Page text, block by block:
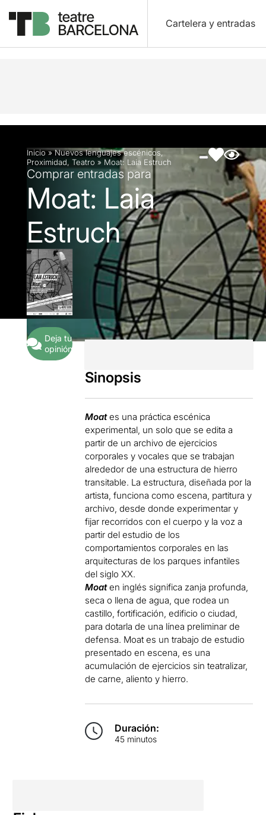
Cartelera y entradas
Descripción Ficha artística Fotos y vídeos
Inicio»Nuevos lenguajes escénicos,
Proximidad, Teatro » Moat: Laia Estruch
Comprar entradas para
Moat: Laia
Estruch
Deja tu
opinión
Sinopsis
Moates una práctica escénica
experimental, un solo que se edita a
partir de un archivo de ejercicios
corporales y vocales que se trabajan
alrededor de una estructura de hierro
transitable. La estructura, diseñada por la
artista, funciona como escena, partitura y
archivo, desde donde experimentar y
fijar recorridos con el cuerpo y la voz a
partir del estudio de los
comportamientos corporales en las
arquitecturas de los parques infantiles
del siglo XX.
Moaten inglés significa zanja profunda,
seca o llena de agua, que rodea un
castillo, fortificación, edificio o ciudad,
para dotarla de una línea preliminar de
defensa. Moat es un trabajo de estudio
presentado en escena, es una
acumulación de ejercicios sin teatralizar,
de carne, aliento y hierro.
Duración:
45 minutos